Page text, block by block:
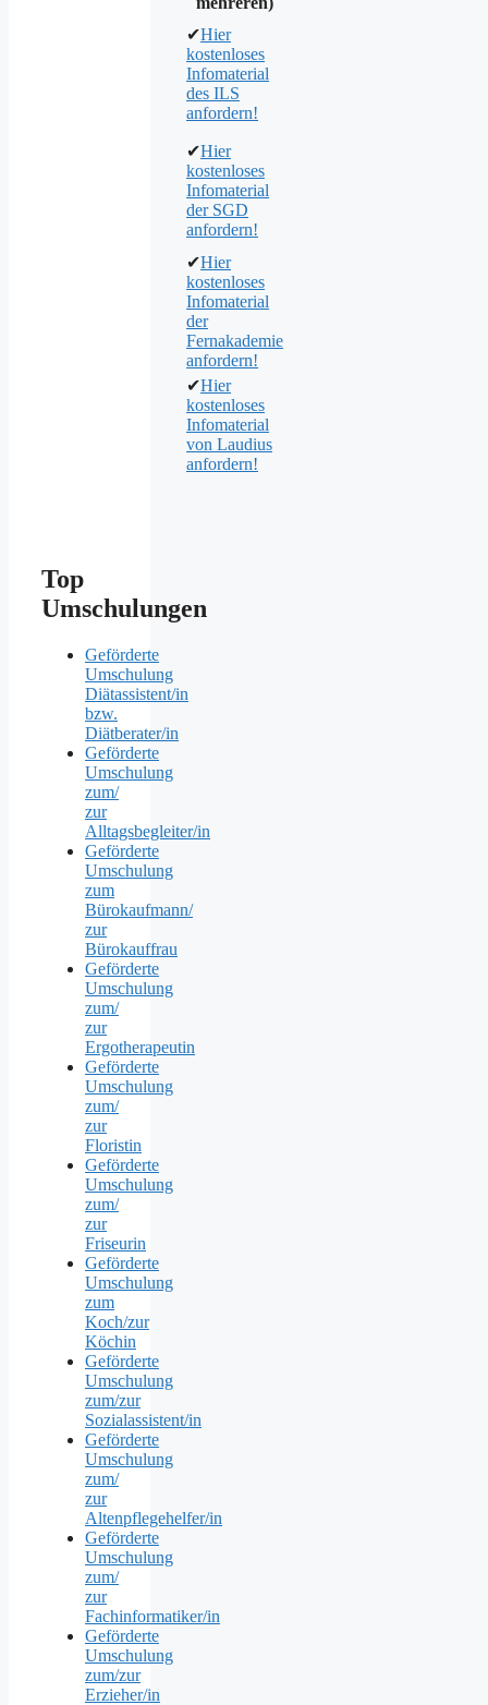
✔Hier
kostenloses
Infomaterial
des ILS
anfordern!
✔Hier
kostenloses
Infomaterial
der SGD
anfordern!
✔Hier
kostenloses
Infomaterial
der
Fernakademie
anfordern!
✔Hier
kostenloses
Infomaterial
von Laudius
anfordern!
Top
Umschulungen
Geförderte
Umschulung
Diätassistent/in
bzw.
Diätberater/in
Geförderte
Umschulung
zum/
zur
Alltagsbegleiter/in
Geförderte
Umschulung
zum
Bürokaufmann/
zur
Bürokauffrau
Geförderte
Umschulung
zum/
zur
Ergotherapeutin
Geförderte
Umschulung
zum/
zur
Floristin
Geförderte
Umschulung
zum/
zur
Friseurin
Geförderte
Umschulung
zum
Koch/zur
Köchin
Geförderte
Umschulung
zum/zur
Sozialassistent/in
Geförderte
Umschulung
zum/
zur
Altenpflegehelfer/in
Geförderte
Umschulung
zum/
zur
Fachinformatiker/in
Geförderte
Umschulung
zum/zur
Erzieher/in